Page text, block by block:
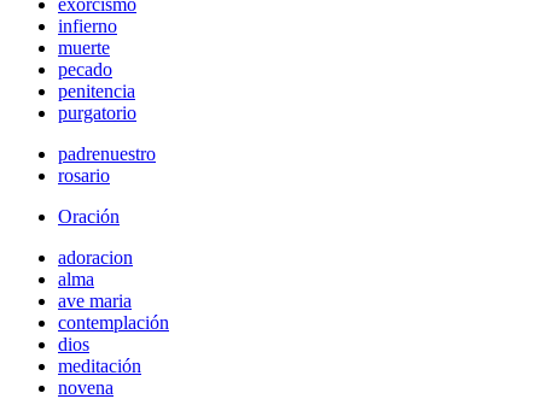
exorcismo
infierno
muerte
pecado
penitencia
purgatorio
padrenuestro
rosario
Oración
adoracion
alma
ave maria
contemplación
dios
meditación
novena